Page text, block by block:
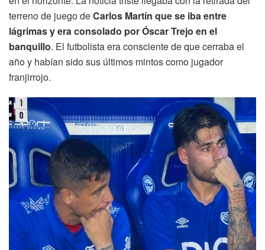
terreno de juego deCarlos Martín que se iba entre
lágrimas y era consolado por Óscar Trejo en el
banquillo. El futbolista era consciente de que cerraba el
año y habían sido sus últimos mintos como jugador
franjirrojo.